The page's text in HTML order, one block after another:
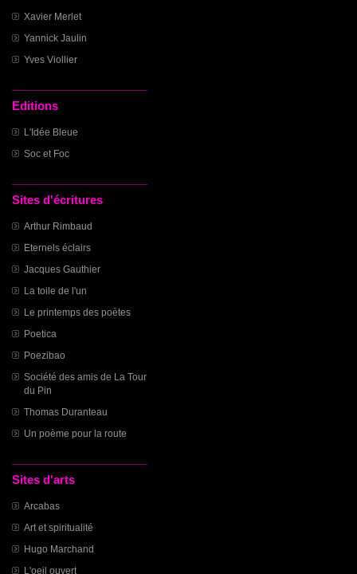
Xavier Merlet
Yannick Jaulin
Yves Viollier
Editions
L'Idée Bleue
Soc et Foc
Sites d'écritures
Arthur Rimbaud
Eternels éclairs
Jacques Gauthier
La toile de l'un
Le printemps des poètes
Poetica
Poezibao
Société des amis de La Tour
du Pin
Thomas Duranteau
Un poème pour la route
Sites d'arts
Arcabas
Art et spiritualité
Hugo Marchand
L'oeil ouvert